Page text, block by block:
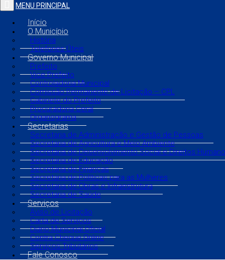
MENU PRINCIPAL
Início
O Município
História
Telefones Úteis
Governo Municipal
Prefeito
Vice Prefeito
Controladoria Municipal
Comissão Permanente de Licitação – CPL
Gabinete do Prefeito
Procuradoria Geral
Organograma
Secretarias
Secretaria de Administração e Gestão de Pessoas
Secretaria de Agricultura e Meio Ambiente
Secretaria de Desenvolvimento Social e Direitos
Secretaria de Educação
Secretaria de Finanças
Secretaria de Políticas para as Mulheres
Secretaria de Obras e Infraestrutura
Secretaria de Saúde
Serviços
Aviso de Licitação
Carta de Serviços
Diário Municipal Oficial
Contra Cheque Online
Serviços Tributários
Fale Conosco